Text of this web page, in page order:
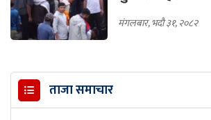
मंगलबार, भदौ ३१, २०८२
ताजा समाचार